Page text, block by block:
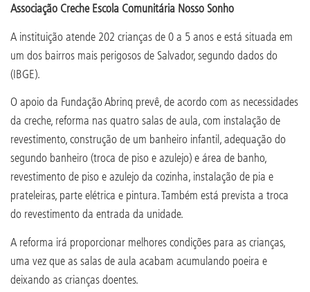
Associação Creche Escola Comunitária Nosso Sonho
A instituição atende 202 crianças de 0 a 5 anos e está situada em
um dos bairros mais perigosos de Salvador, segundo dados do
(IBGE).
O apoio da Fundação Abrinq prevê, de acordo com as necessidades
da creche, reforma nas quatro salas de aula, com instalação de
revestimento, construção de um banheiro infantil, adequação do
segundo banheiro (troca de piso e azulejo) e área de banho,
revestimento de piso e azulejo da cozinha, instalação de pia e
prateleiras, parte elétrica e pintura. Também está prevista a troca
do revestimento da entrada da unidade.
A reforma irá proporcionar melhores condições para as crianças,
uma vez que as salas de aula acabam acumulando poeira e
deixando as crianças doentes.